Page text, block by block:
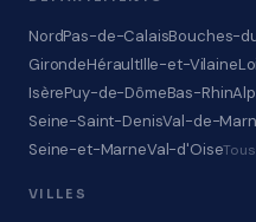
NordPas-de-CalaisBouches-
GirondeHéraultIlle-et-Vilaine
IsèrePuy-de-DômeBas-Rhin
Seine-Saint-DenisVal-de-
Seine-et-MarneVal-d'Oise
VILLES